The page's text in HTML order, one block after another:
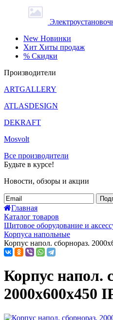
New Новинки
Хит Хиты продаж
% Скидки
Производители
ARTGALLERY
ATLASDESIGN
DEKRAFT
Mosvolt
Все производители
Будьте в курсе!
Новости, обзоры и акции
Главная
Каталог товаров
Щитовое оборудование и
Корпуса напольные
Корпус напол. сборнораз.
Корпус напол.
2000х600х450